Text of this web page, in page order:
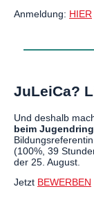
Anmeldung: HIER
JuLeiCa?
Und deshalb
beim
(100%, 39
der 25. August.
Jetzt BEWERBEN